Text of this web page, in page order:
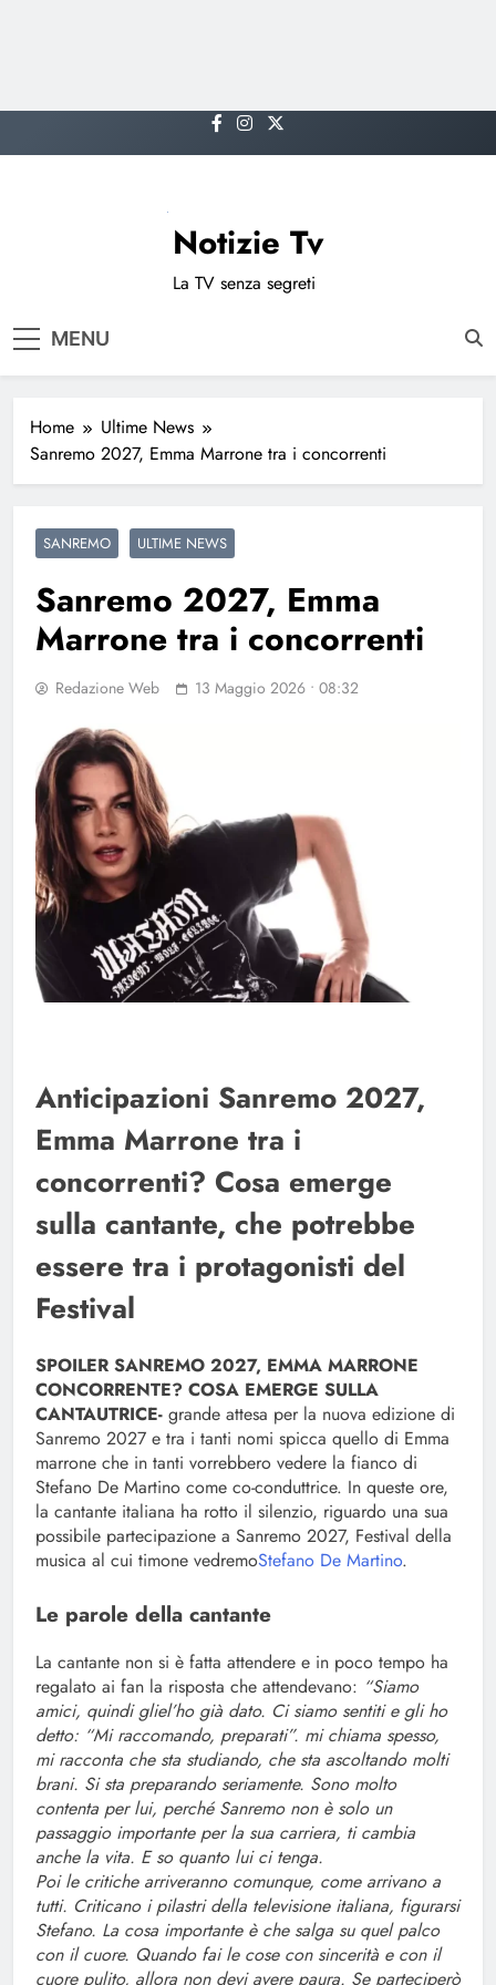
to
Notizie Tv
La TV senza segreti
MENU
Home
Ultime News
Sanremo 2027, Emma Marrone tra i concorrenti
SANREMO ULTIME NEWS
Sanremo 2027, Emma
Marrone tra i concorrenti
Redazione Web 13 Maggio 2026 • 08:32
Anticipazioni Sanremo 2027,
Emma Marrone tra i
concorrenti? Cosa emerge
sulla cantante, che potrebbe
essere tra i protagonisti del
Festival
SPOILER SANREMO 2027, EMMA MARRONE
CONCORRENTE? COSA EMERGE SULLA
CANTAUTRICE- grande attesa per la nuova edizione di
Sanremo 2027 e tra i tanti nomi spicca quello di Emma
marrone che in tanti vorrebbero vedere la fianco di
Stefano De Martino come co-conduttrice. In queste ore,
la cantante italiana ha rotto il silenzio, riguardo una sua
possibile partecipazione a Sanremo 2027, Festival della
musica al cui timone vedremoStefano De Martino.
Le parole della cantante
La cantante non si è fatta attendere e in poco tempo ha
regalato ai fan la risposta che attendevano: “Siamo
amici, quindi gliel’ho già dato. Ci siamo sentiti e gli ho
detto: “Mi raccomando, preparati”. mi chiama spesso,
mi racconta che sta studiando, che sta ascoltando molti
brani. Si sta preparando seriamente. Sono molto
contenta per lui, perché Sanremo non è solo un
passaggio importante per la sua carriera, ti cambia
anche la vita. E so quanto lui ci tenga.
Poi le critiche arriveranno comunque, come arrivano a
tutti. Criticano i pilastri della televisione italiana, figurarsi
Stefano. La cosa importante è che salga su quel palco
con il cuore. Quando fai le cose con sincerità e con il
cuore pulito, allora non devi avere paura. Se parteciperò